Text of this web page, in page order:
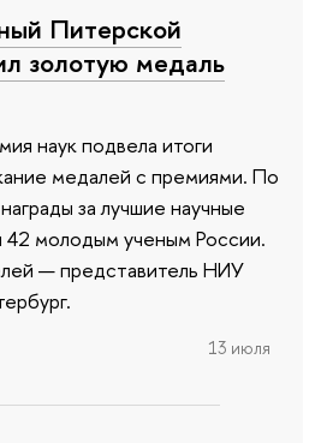
Питерской
золотую медаль
наук подвела итоги
медалей с премиями. По
за лучшие научные
42 молодым ученым России.
— представитель НИУ
13 июля